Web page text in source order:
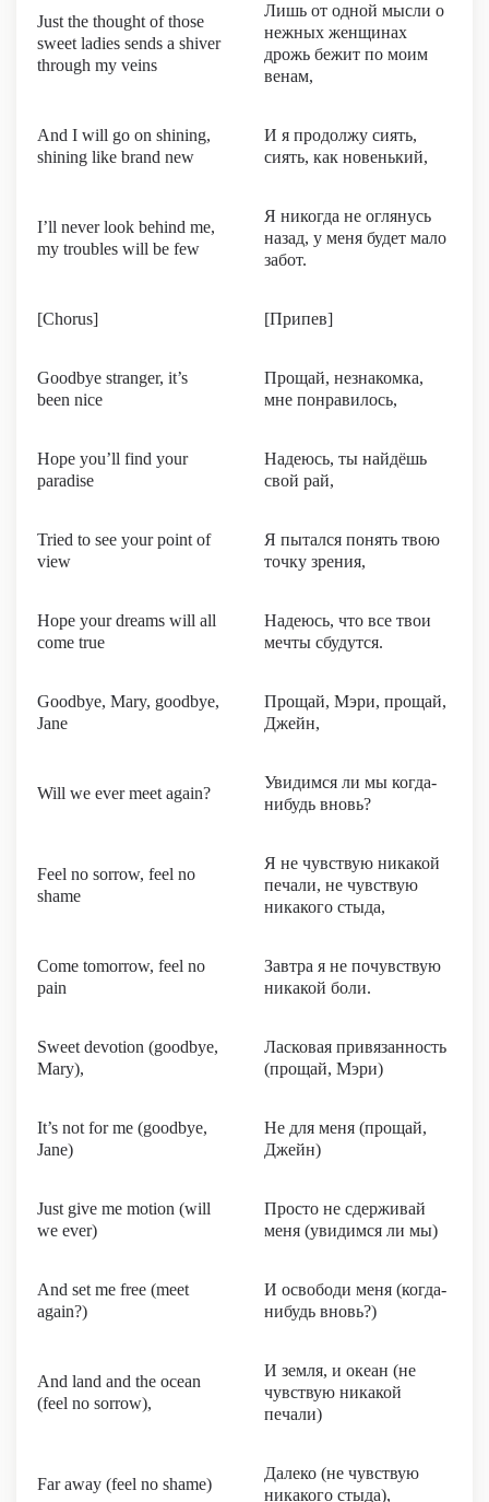
Just the thought of those
sweet ladies sends a shiver
through my veins
Лишь от одной мысли о
нежных женщинах
дрожь бежит по моим
венам,
And I will go on shining,
shining like brand new
И я продолжу сиять,
сиять, как новенький,
I’ll never look behind me,
my troubles will be few
Я никогда не оглянусь
назад, у меня будет мало
забот.
[Chorus] [Припев]
Goodbye stranger, it’s
been nice
Прощай, незнакомка,
мне понравилось,
Hope you’ll find your
paradise
Надеюсь, ты найдёшь
свой рай,
Tried to see your point of
view
Я пытался понять твою
точку зрения,
Hope your dreams will all
come true
Надеюсь, что все твои
мечты сбудутся.
Goodbye, Mary, goodbye,
Jane
Прощай, Мэри, прощай,
Джейн,
Will we ever meet again?
Увидимся ли мы когда-
нибудь вновь?
Feel no sorrow, feel no
shame
Я не чувствую никакой
печали, не чувствую
никакого стыда,
Come tomorrow, feel no
pain
Завтра я не почувствую
никакой боли.
Sweet devotion (goodbye,
Mary),
Ласковая привязанность
(прощай, Мэри)
It’s not for me (goodbye,
Jane)
Не для меня (прощай,
Джейн)
Just give me motion (will
we ever)
Просто не сдерживай
меня (увидимся ли мы)
And set me free (meet
again?)
И освободи меня (когда-
нибудь вновь?)
And land and the ocean
(feel no sorrow),
И земля, и океан (не
чувствую никакой
печали)
Far away (feel no shame)
Далеко (не чувствую
никакого стыда),